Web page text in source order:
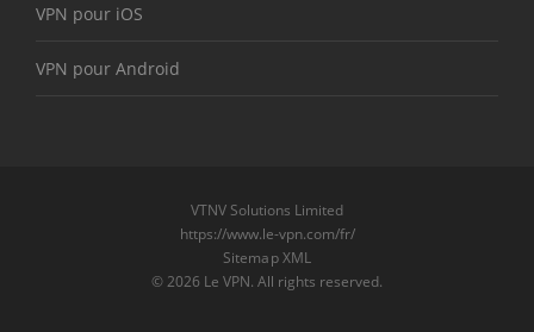
VPN pour iOS
VPN pour Android
VTNV Solutions Limited
https://www.le-vpn.com/fr/
Sitemap XML
© 2026 Le VPN. All rights reserved.